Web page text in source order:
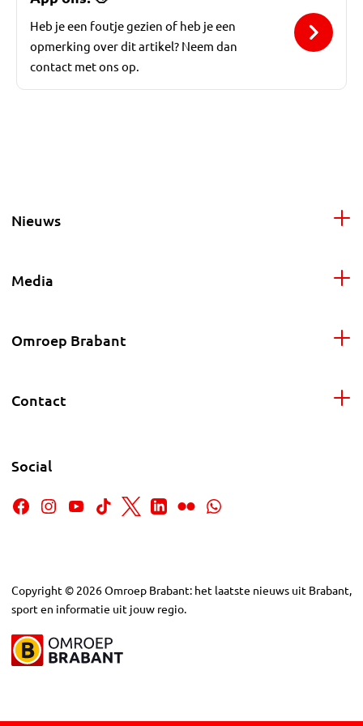
Heb je een foutje gezien of heb je een
opmerking over dit artikel? Neem dan
contact met ons op.
Nieuws
Media
Omroep Brabant
Contact
Social
Copyright © 2026Omroep Brabant: het laatste nieuws uit Brabant,
sport en informatie uit jouw regio.